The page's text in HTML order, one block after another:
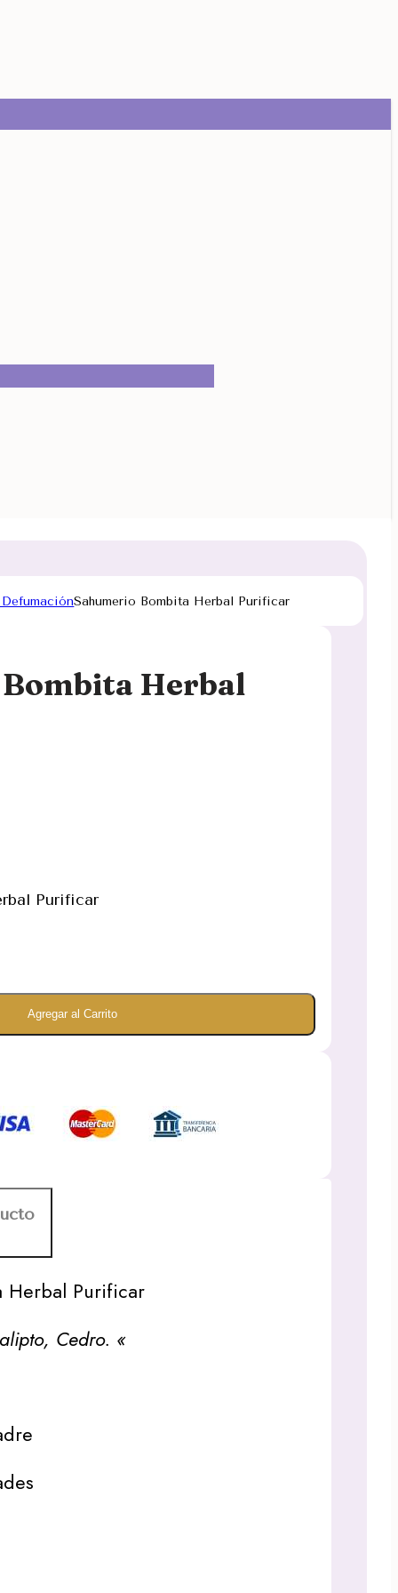
Sahumerio Bombita Herbal Purificar
Herbal
Purificar
Agregar al Carrito
Herbal Purificar
Cedro. «